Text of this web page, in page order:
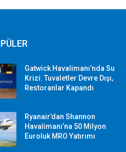
Gatwick Havalimanı’nda Su
Krizi: Tuvaletler Devre Dışı,
Restoranlar Kapandı
Ryanair’dan Shannon
Havalimanı’na 50 Milyon
Euroluk MRO Yatırımı